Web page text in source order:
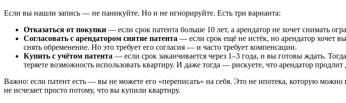
Если вы нашли запись — не паникуйте. Но и не игнорируйте. Есть три варианта:
Отказаться от покупки — если срок патента больше 10 лет, а арендатор не хочет снимать
Согласовать с арендатором снятие патента — если срок ещё не истёк, но арендатор хочет
снять обременение. Но это требует его согласия — и часто требует компенсации.
Купить с учётом патента — если срок заканчивается через 1–3 года, и вы готовы ждать.
теряете возможность использовать квартиру. И даже тогда — рискуете, что арендатор
Важно: если патент есть — вы не можете его «переписать» на себя. Это не ипотека, которую можно
не исчезает просто потому, что вы купили квартиру.